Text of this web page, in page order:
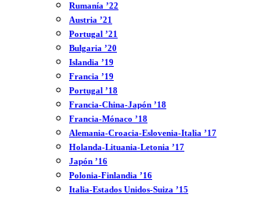
Rumanía ’22
Austria ’21
Portugal ’21
Bulgaria ’20
Islandia ’19
Francia ’19
Portugal ’18
Francia-China-Japón ’18
Francia-Mónaco ’18
Alemania-Croacia-Eslovenia-Italia ’17
Holanda-Lituania-Letonia ’17
Japón ’16
Polonia-Finlandia ’16
Italia-Estados Unidos-Suiza ’15